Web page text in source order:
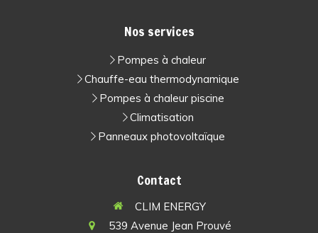
Nos services
Pompes à chaleur
Chauffe-eau thermodynamique
Pompes à chaleur piscine
Climatisation
Panneaux photovoltaïque
Contact
CLIM ENERGY
539 Avenue Jean Prouvé